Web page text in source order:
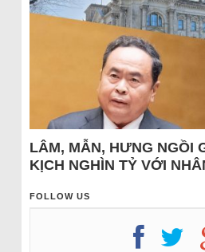
LÂM, MẪN, HƯNG NGỒI
KỊCH NGHÌN TỶ VỚI
FOLLOW US